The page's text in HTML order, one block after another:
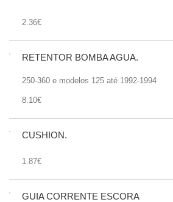
2.36€
RETENTOR BOMBA AGUA.
250-360 e modelos 125 até 1992-1994
8.10€
CUSHION.
1.87€
GUIA CORRENTE ESCORA